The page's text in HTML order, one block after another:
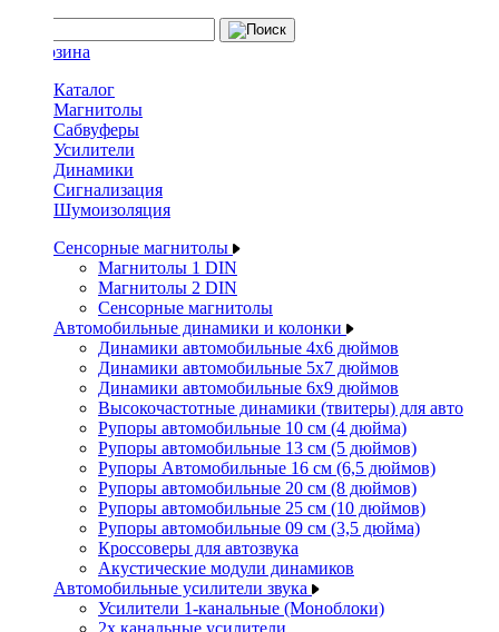
Каталог
Магнитолы
Сабвуферы
Усилители
Динамики
Сигнализация
Шумоизоляция
Сенсорные магнитолы
Магнитолы 1 DIN
Магнитолы 2 DIN
Сенсорные магнитолы
Автомобильные динамики и колонки
Динамики автомобильные 4x6 дюймов
Динамики автомобильные 5x7 дюймов
Динамики автомобильные 6x9 дюймов
Высокочастотные динамики (твитеры) для авто
Рупоры автомобильные 10 см (4 дюйма)
Рупоры автомобильные 13 см (5 дюймов)
Рупоры Автомобильные 16 см (6,5 дюймов)
Рупоры автомобильные 20 см (8 дюймов)
Рупоры автомобильные 25 см (10 дюймов)
Рупоры автомобильные 09 см (3,5 дюйма)
Кроссоверы для автозвука
Акустические модули динамиков
Автомобильные усилители звука
Усилители 1-канальные (Моноблоки)
2х канальные усилители